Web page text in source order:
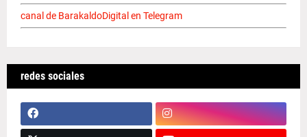
canal de BarakaldoDigital en Telegram
redes sociales